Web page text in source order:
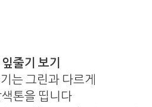
줄기 보기
는 그린과 다르게
톤을 띱니다